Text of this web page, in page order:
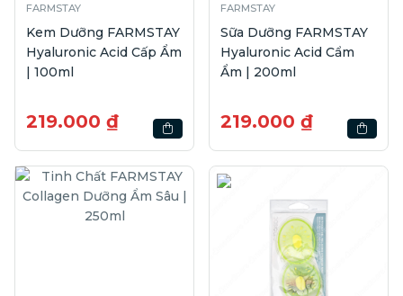
FARMSTAY
Kem Dưỡng FARMSTAY
Hyaluronic Acid Cấp Ẩm
| 100ml
219.000 ₫
FARMSTAY
Sữa Dưỡng FARMSTAY
Hyaluronic Acid Cẩm
Ẩm | 200ml
219.000 ₫